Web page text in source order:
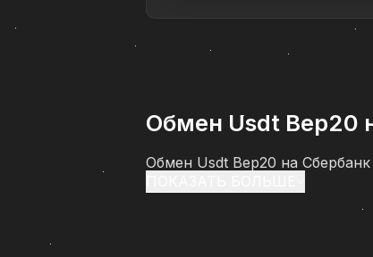
Обмен Usdt Bep20
Обмен Usdt Bep20 на
проходит обмен (Usdt Bep20)